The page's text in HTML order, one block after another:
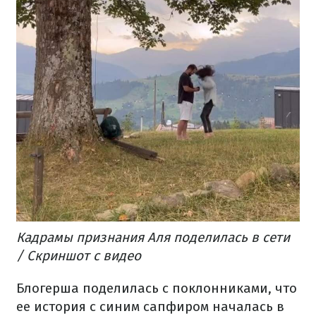
Кадрамы признания Аля поделилась в сети
/ Скриншот с видео
Блогерша поделилась с поклонниками, что
ее история с синим сапфиром началась в